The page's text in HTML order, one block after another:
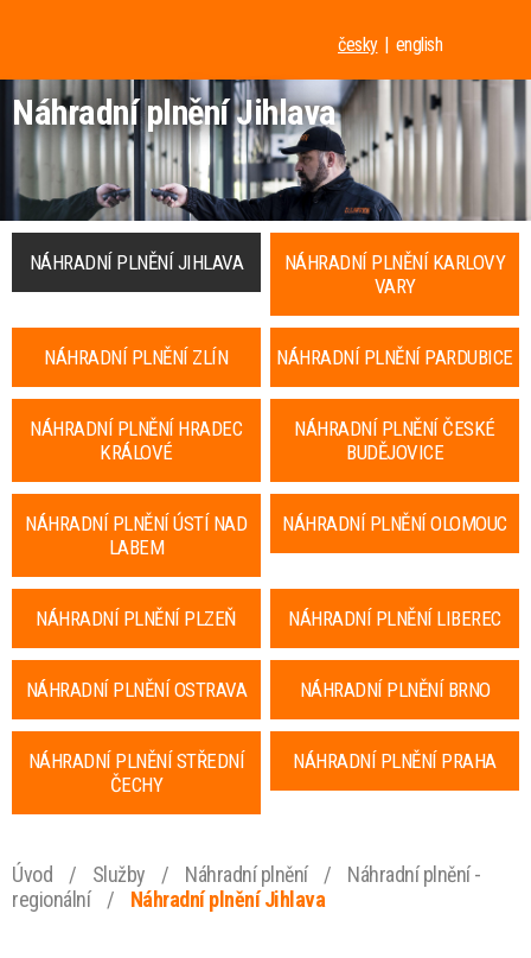
česky english
Náhradní plnění Jihlava
NÁHRADNÍ PLNĚNÍ JIHLAVA
NÁHRADNÍ PLNĚNÍ KARLOVY
VARY
NÁHRADNÍ PLNĚNÍ ZLÍN NÁHRADNÍ PLNĚNÍ PARDUBICE
NÁHRADNÍ PLNĚNÍ HRADEC
KRÁLOVÉ
NÁHRADNÍ PLNĚNÍ ČESKÉ
BUDĚJOVICE
NÁHRADNÍ PLNĚNÍ ÚSTÍ NAD
LABEM
NÁHRADNÍ PLNĚNÍ OLOMOUC
NÁHRADNÍ PLNĚNÍ PLZEŇ NÁHRADNÍ PLNĚNÍ LIBEREC
NÁHRADNÍ PLNĚNÍ OSTRAVA NÁHRADNÍ PLNĚNÍ BRNO
NÁHRADNÍ PLNĚNÍ STŘEDNÍ
ČECHY
NÁHRADNÍ PLNĚNÍ PRAHA
Úvod / Služby / Náhradní plnění /
Náhradní plnění -
regionální
/ Náhradní plnění Jihlava